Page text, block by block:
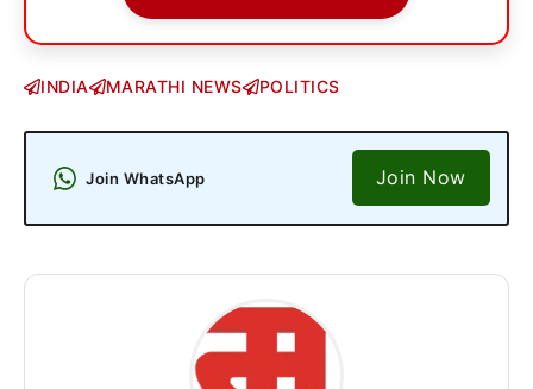
INDIA MARATHI NEWS POLITICS
Join WhatsApp Join Now